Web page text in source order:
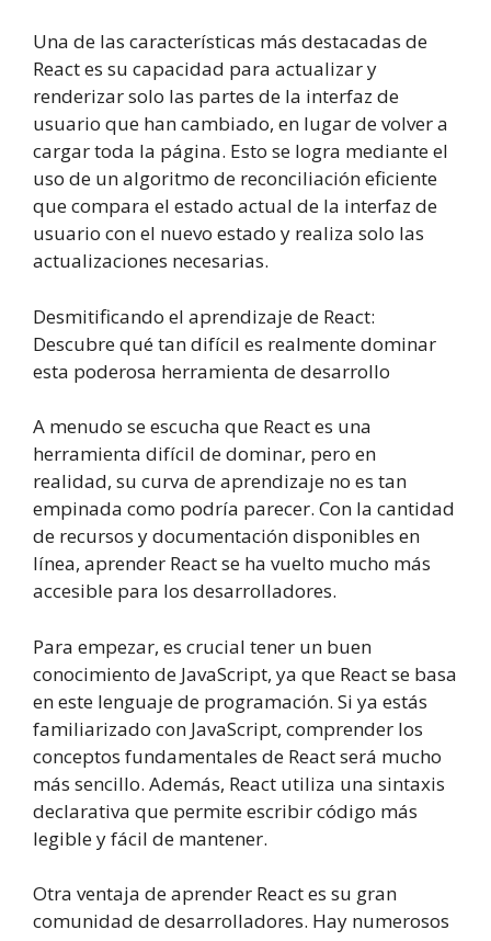
Una de las características más destacadas de
React es su capacidad para actualizar y
renderizar solo las partes de la interfaz de
usuario que han cambiado, en lugar de volver a
cargar toda la página. Esto se logra mediante el
uso de un algoritmo de reconciliación eficiente
que compara el estado actual de la interfaz de
usuario con el nuevo estado y realiza solo las
actualizaciones necesarias.
Desmitificando el aprendizaje de React:
Descubre qué tan difícil es realmente dominar
esta poderosa herramienta de desarrollo
A menudo se escucha que React es una
herramienta difícil de dominar, pero en
realidad, su curva de aprendizaje no es tan
empinada como podría parecer. Con la cantidad
de recursos y documentación disponibles en
línea, aprender React se ha vuelto mucho más
accesible para los desarrolladores.
Para empezar, es crucial tener un buen
conocimiento de JavaScript, ya que React se basa
en este lenguaje de programación. Si ya estás
familiarizado con JavaScript, comprender los
conceptos fundamentales de React será mucho
más sencillo. Además, React utiliza una sintaxis
declarativa que permite escribir código más
legible y fácil de mantener.
Otra ventaja de aprender React es su gran
comunidad de desarrolladores. Hay numerosos